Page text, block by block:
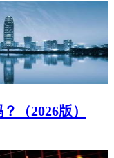
（2026版）